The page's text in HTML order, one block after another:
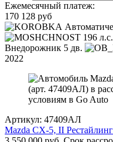
Ежемесячный платеж:
170 128 руб
196
Внедорожник 5 дв.
2022
Артикул: 47409АЛ
Mazda CX-5, II